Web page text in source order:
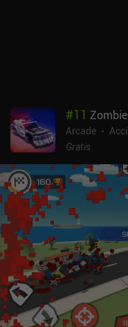
#11
Arcade
Gratis